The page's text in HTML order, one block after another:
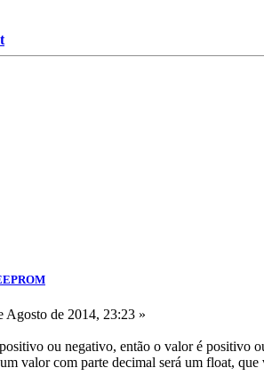
Agosto de 2014, 23:23 »
ou negativo, então o valor é positivo
valor com parte decimal será um float,